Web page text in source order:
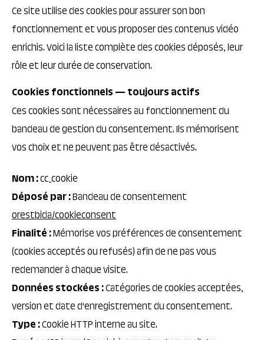
Ce site utilise des cookies pour assurer son bon
fonctionnement et vous proposer des contenus vidéo
enrichis. Voici la liste complète des cookies déposés, leur
rôle et leur durée de conservation.
Cookies fonctionnels — toujours actifs
Ces cookies sont nécessaires au fonctionnement du
bandeau de gestion du consentement. Ils mémorisent
vos choix et ne peuvent pas être désactivés.
Nom :cc_cookie
Déposé par :Bandeau de consentement
orestbida/cookieconsent
Finalité :Mémorise vos préférences de consentement
(cookies acceptés ou refusés) afin de ne pas vous
redemander à chaque visite.
Données stockées :Catégories de cookies acceptées,
version et date d'enregistrement du consentement.
Type :Cookie HTTP interne au site.